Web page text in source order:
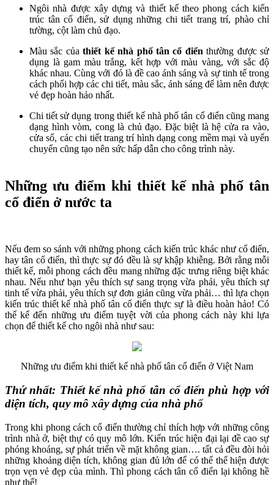
Ngôi nhà được xây dựng và thiết kế theo phong cách kiến
trúc tân cổ điển, sử dụng những chi tiết trang trí, phào chỉ
tường, cột làm chủ đạo.
Màu sắc củathiết kế nhà phố tân cổ điểnthường được sử
dụng là gam màu trắng, kết hợp với màu vàng, với sắc độ
khác nhau. Cùng với đó là đề cao ánh sáng và sự tinh tế trong
cách phối hợp các chi tiết, màu sắc, ánh sáng để làm nên được
vẻ đẹp hoàn hảo nhất.
Chi tiết sử dụng trong thiết kế nhà phố tân cổ điển cũng mang
dạng hình vòm, cong là chủ đạo. Đặc biệt là hệ cửa ra vào,
cửa sổ, các chi tiết trang trí hình dạng cong mềm mại và uyển
chuyển cũng tạo nên sức hấp dẫn cho công trình này.
Những ưu điểm khi thiết kế nhà phố tân
cổ điển ở nước ta
Nếu đem so sánh với những phong cách kiến trúc khác như cổ điển,
hay tân cổ điển, thì thực sự đó đều là sự khập khiễng. Bởi rằng mỗi
thiết kế, mỗi phong cách đều mang những đặc trưng riêng biệt khác
nhau. Nếu như bạn yêu thích sự sang trọng vừa phải, yêu thích sự
tinh tế vừa phải, yêu thích sự đơn giản cũng vừa phải… thì lựa chọn
kiến trúc thiết kế nhà phố tân cổ điển thực sự là điều hoàn hảo! Có
thể kể đến những ưu điểm tuyệt vời của phong cách này khi lựa
chọn để thiết kế cho ngôi nhà như sau:
Những ưu điểm khi thiết kế nhà phố tân cổ điển ở Việt Nam
Thứ nhất: Thiết kế nhà phố tân cổ điển phù hợp với
diện tích, quy mô xây dựng của nhà phố
Trong khi phong cách cổ điển thường chỉ thích hợp với những công
trình nhà ở, biệt thự có quy mô lớn. Kiến trúc hiện đại lại đề cao sự
phóng khoáng, sự phát triển về mặt không gian…. tất cả đều đòi hỏi
những khoảng diện tích, không gian đủ lớn để có thể thể hiện được
trọn vẹn vẻ đẹp của mình. Thì phong cách tân cổ điển lại không hề
như thế!